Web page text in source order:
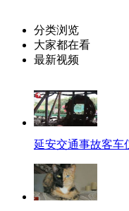
分类浏览
大家都在看
最新视频
延安交通事故客车